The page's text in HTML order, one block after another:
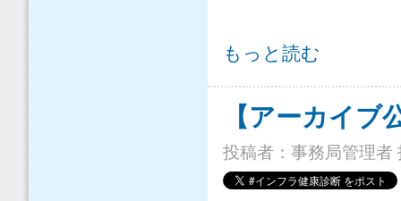
土木学会は、「インフラ健康診断
もっと読む
【アーカイブ
投稿者： 事務局管理者